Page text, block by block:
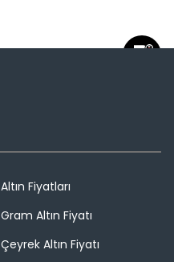
Altın Fiyatları
Gram Altın Fiyatı
Çeyrek Altın Fiyatı